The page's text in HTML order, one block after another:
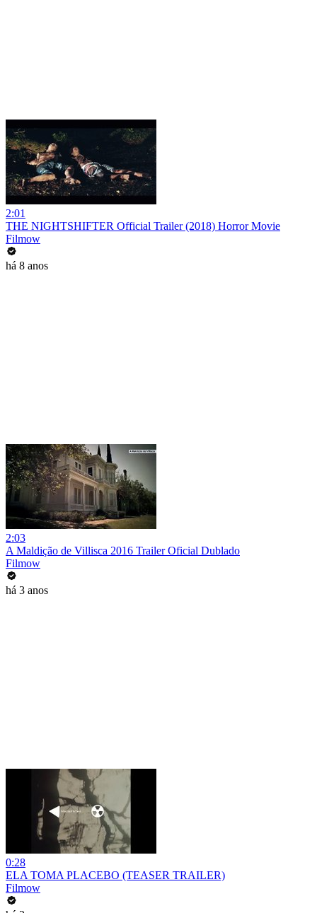
2:01
THE NIGHTSHIFTER Official Trailer (2018) Horror Movie
Filmow
há 8 anos
2:03
A Maldição de Villisca 2016 Trailer Oficial Dublado
Filmow
há 3 anos
0:28
ELA TOMA PLACEBO (TEASER TRAILER)
Filmow